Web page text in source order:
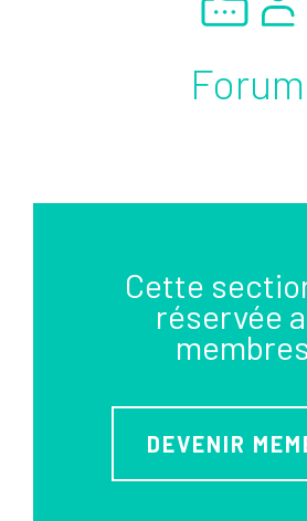
Forum
Cette
réservée
DEVENIR